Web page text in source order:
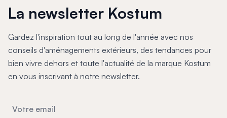
La newsletter Kostum
Gardez l'inspiration tout au long de l'année avec nos
conseils d'aménagements extérieurs, des tendances pour
bien vivre dehors et toute l'actualité de la marque Kostum
en vous inscrivant à notre newsletter.